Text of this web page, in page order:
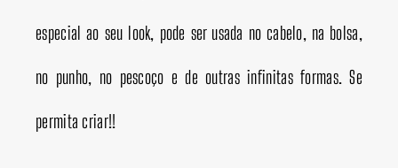
especial ao seu look, pode ser usada no cabelo, na bolsa,
no punho, no pescoço e de outras infinitas formas. Se
permita criar!!